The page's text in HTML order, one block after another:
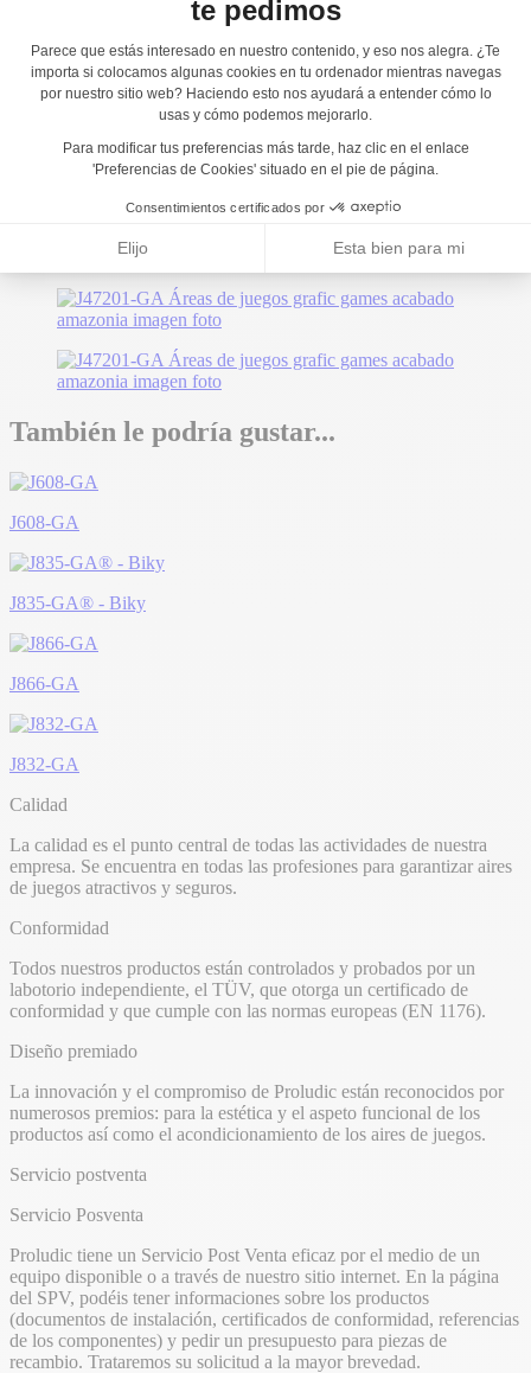
También le podría gustar...
J608-GA
J835-GA® - Biky
J866-GA
J832-GA
Calidad
La calidad es el punto central de todas las actividades de nuestra
empresa. Se encuentra en todas las profesiones para garantizar aires
de juegos atractivos y seguros.
Conformidad
Todos nuestros productos están controlados y probados por un
labotorio independiente, el TÜV, que otorga un certificado de
conformidad y que cumple con las normas europeas (EN 1176).
Diseño premiado
La innovación y el compromiso de Proludic están reconocidos por
numerosos premios: para la estética y el aspeto funcional de los
productos así como el acondicionamiento de los aires de juegos.
Servicio postventa
Servicio Posventa
Proludic tiene un Servicio Post Venta eficaz por el medio de un
equipo disponible o a través de nuestro sitio internet. En la página
del SPV, podéis tener informaciones sobre los productos
(documentos de instalación, certificados de conformidad, referencias
de los componentes) y pedir un presupuesto para piezas de
recambio. Trataremos su solicitud a la mayor brevedad.